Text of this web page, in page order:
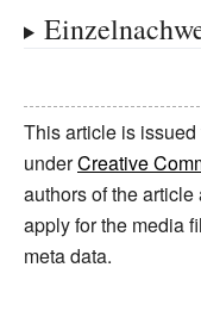
This article is issued
underCreative
authors of the article
apply for the media
meta data.